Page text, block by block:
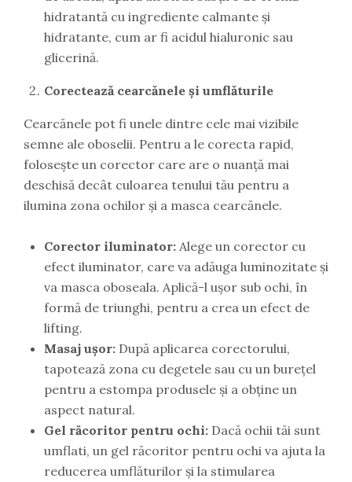
hidratantă cu ingrediente calmante și
hidratante, cum ar fi acidul hialuronic sau
glicerină.
Corectează cearcănele și umflăturile
Cearcănele pot fi unele dintre cele mai vizibile
semne ale oboselii. Pentru a le corecta rapid,
folosește un corector care are o nuanță mai
deschisă decât culoarea tenului tău pentru a
ilumina zona ochilor și a masca cearcănele.
Corector iluminator: Alege un corector cu
efect iluminator, care va adăuga luminozitate și
va masca oboseala. Aplică-l ușor sub ochi, în
formă de triunghi, pentru a crea un efect de
lifting.
Masaj ușor: După aplicarea corectorului,
tapotează zona cu degetele sau cu un burețel
pentru a estompa produsele și a obține un
aspect natural.
Gel răcoritor pentru ochi: Dacă ochii tăi sunt
umflati, un gel răcoritor pentru ochi va ajuta la
reducerea umflăturilor și la stimularea